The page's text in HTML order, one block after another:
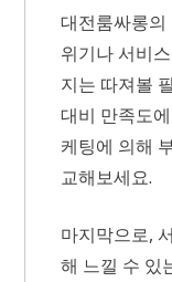
대전룸싸롱의
위기나 서비
지는 따져볼
대비 만족도
케팅에 의해
교해보세요.
마지막으로,
해 느낄 수 있